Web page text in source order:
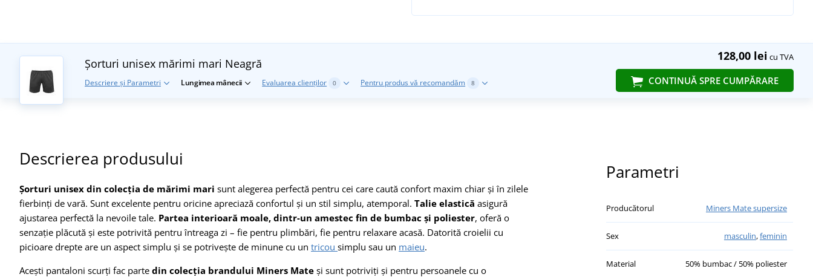
128,00 lei cu TVA
CONTINUĂ SPRE CUMPĂRARE
Șorturi unisex mărimi mari Neagră
Descriere și Parametri Lungimea mânecii Evaluarea clienților 0 Pentru produs vă recomandăm 8
Descrierea produsului
Șorturi unisex din colecția de mărimi mari sunt alegerea perfectă pentru cei care caută confort maxim chiar și în zilele
fierbinți de vară. Sunt excelente pentru oricine apreciază confortul și un stil simplu, atemporal. Talie elastică asigură
ajustarea perfectă la nevoile tale. Partea interioară moale, dintr-un amestec fin de bumbac și poliester, oferă o
senzație plăcută și este potrivită pentru întreaga zi – fie pentru plimbări, fie pentru relaxare acasă. Datorită croielii cu
picioare drepte are un aspect simplu și se potrivește de minune cu un tricou simplu sau un maieu.
Acești pantaloni scurți fac parte din colecția brandului Miners Mate și sunt potriviți și pentru persoanele cu o
Parametri
Producătorul Miners Mate supersize
Sex masculin,feminin
Material 50% bumbac / 50% poliester